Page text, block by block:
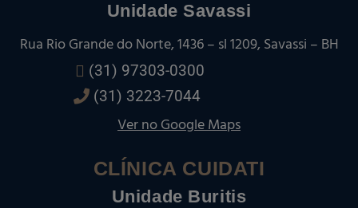
Unidade Savassi
Rua Rio Grande do Norte, 1436 – sl 1209, Savassi – BH
(31) 97303-0300
(31) 3223-7044
Ver no Google Maps
CLÍNICA CUIDATI
Unidade Buritis